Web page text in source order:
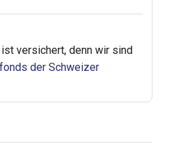
versichert, denn wir sind
der Schweizer